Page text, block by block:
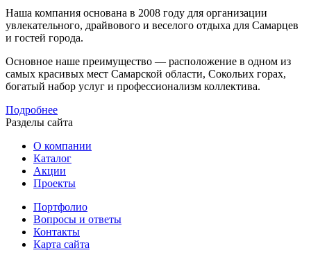
Наша компания основана в 2008 году для организации
увлекательного, драйвового и веселого отдыха для Самарцев
и гостей города.
Основное наше преимущество — расположение в одном из
самых красивых мест Самарской области, Сокольих горах,
богатый набор услуг и профессионализм коллектива.
Подробнее
Разделы сайта
О компании
Каталог
Акции
Проекты
Портфолио
Вопросы и ответы
Контакты
Карта сайта